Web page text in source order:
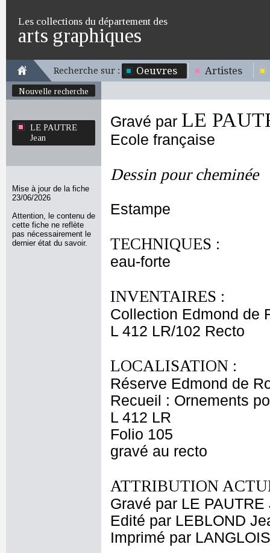
Les collections du département des
arts graphiques
Recherche sur : Oeuvres Artistes
Nouvelle recherche
LE PAUTRE
Jean
Mise à jour de la fiche
23/06/2026
Attention, le contenu de
cette fiche ne reflète
pas nécessairement le
dernier état du savoir.
Gravé par LE
Ecole française
Dessin pour cheminée
Estampe
TECHNIQUES :
eau-forte
INVENTAIRES :
Collection Edmond de
L 412 LR/102 Recto
LOCALISATION :
Réserve Edmond de
Recueil : Ornements
L 412 LR
Folio 105
gravé au recto
ATTRIBUTION
Gravé par LE PAUTRE
Edité par LEBLOND
Imprimé par